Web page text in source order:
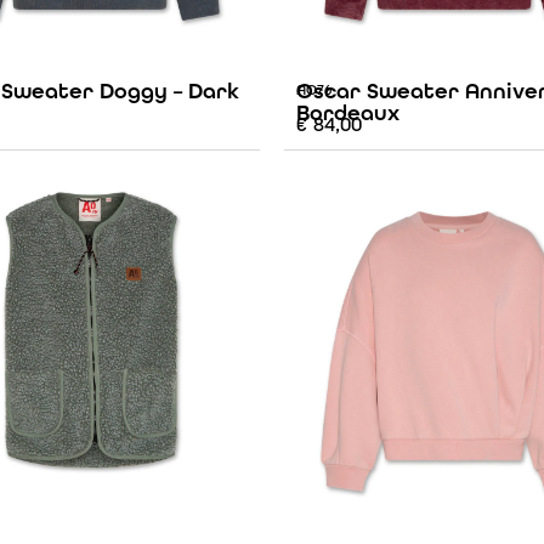
Doggy – Dark
AO76
Oscar Sweater
Bordeaux
€84,00